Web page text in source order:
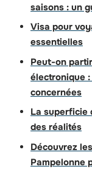
saisons : un
Visa pour
essentielles
Peut-on
électronique
concernées
La superficie
des réalités
Découvrez
Pampelonne